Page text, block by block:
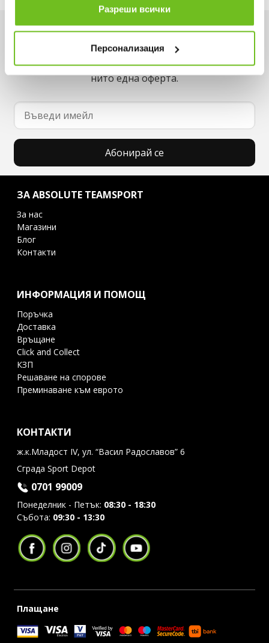
Разреши всички
Персонализация
Вземи -15% за първа поръчка и не пропускай
нито една оферта.
Абонирай се
ЗА ABSOLUTE TEAMSPORT
За нас
Магазини
Блог
Контакти
ИНФОРМАЦИЯ И ПОМОЩ
Поръчка
Доставка
Връщане
Click and Collect
КЗП
Решаване на спорове
Преминаване към еврото
КОНТАКТИ
ж.к.Младост IV, ул. “Васил Радославов” 6
Сграда Sport Depot
0701 99009
Понеделник - Петък: 08:30 - 18:30
Събота: 09:30 - 13:30
Плащане